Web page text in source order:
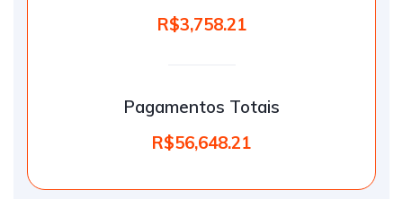
R$3,758.21
Pagamentos Totais
R$56,648.21